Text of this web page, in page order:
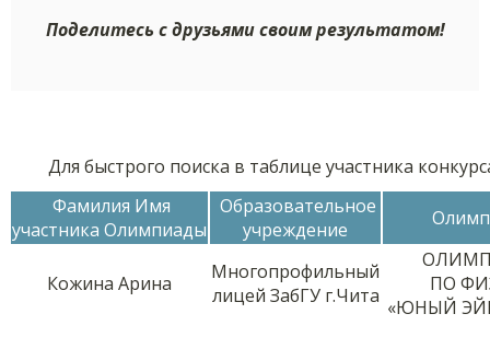
Поделитесь с друзьями своим результатом!
Для быстрого поиска в таблице участника
Фамилия Имя
участника Олимпиады
Образовательное
учреждение
Кожина Арина
Многопрофильный
лицей ЗабГУ г.Чита
ПО
«ЮНЫЙ